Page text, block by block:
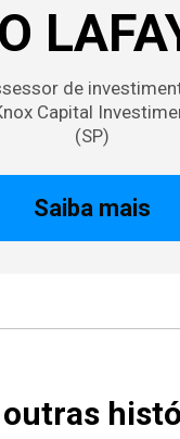
de
Capital
(SP)
Saiba mais